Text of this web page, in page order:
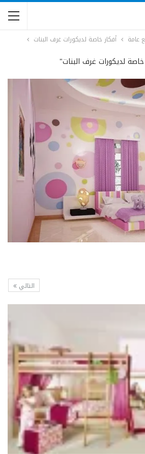
عامة أفكار خاصة لديكورات غرف البنات
لديكورات غرف البنات"
التالي